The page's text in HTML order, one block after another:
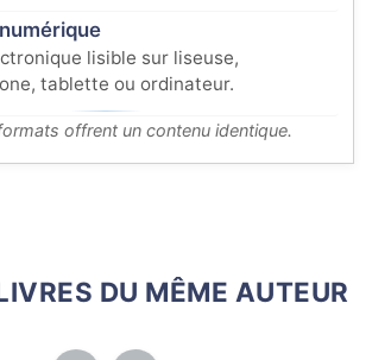
lisible sur liseuse,
tablette ou ordinateur.
offrent un contenu identique.
DU MÊME AUTEUR